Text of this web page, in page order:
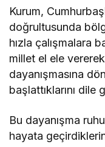
Kurum,
doğrultusunda
hızla çalışmalara
millet el ele
dayanışmasına
başlattıklarını dile
Bu dayanışma
hayata